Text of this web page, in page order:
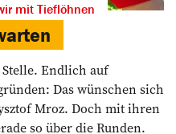
mit Tieflöhnen
Stelle. Endlich auf
Das wünschen sich
Mroz. Doch mit ihren
so über die Runden.